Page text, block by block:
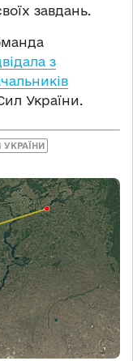
завдань.
з
України.
УКРАЇНИ